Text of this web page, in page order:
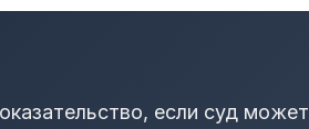
если суд может